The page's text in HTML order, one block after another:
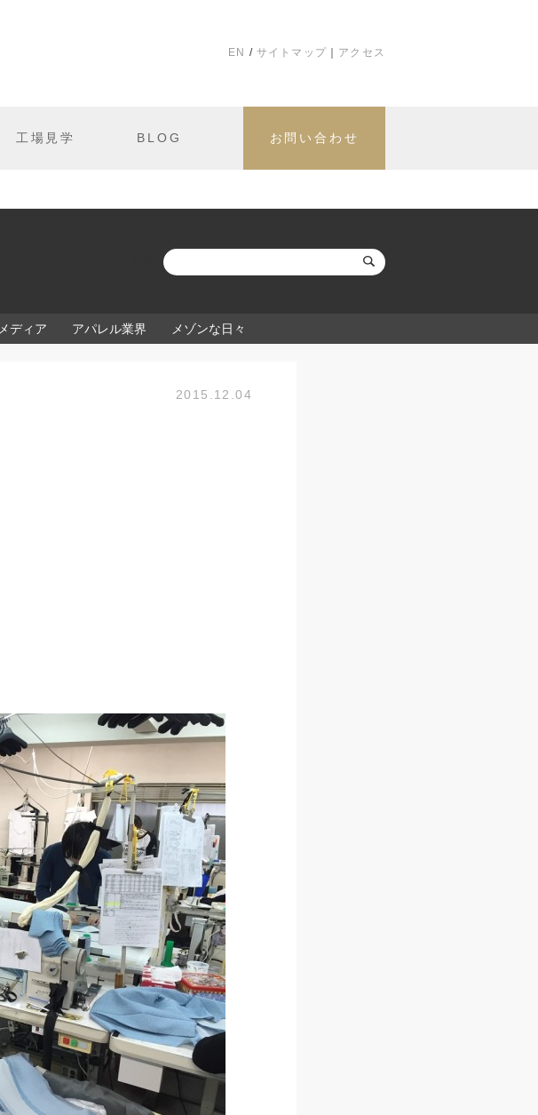
EN サイトマップ アクセス
工場見学 BLOG お問い合わせ
メディア アパレル業界 メゾンな日々
2015.12.04